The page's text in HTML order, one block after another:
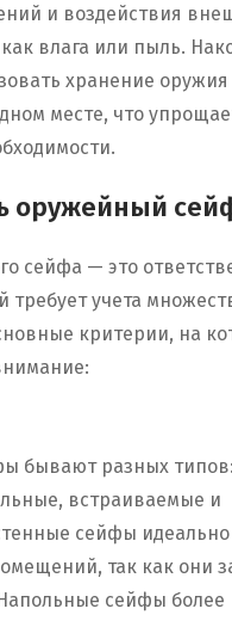
и воздействия
влага или пыль.
хранение оружия
месте, что
оружейный
сейфа — это
требует учета
критерии, на
бывают разных типов:
встраиваемые и
сейфы идеально
так как они
сейфы более